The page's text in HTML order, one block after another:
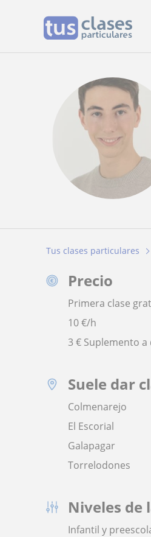
Tus clases particulares
Precio
Primera clase
10€/h
3 € Suplemento
Suele dar
Colmenarejo
El Escorial
Galapagar
Torrelodones
Niveles de
Infantil y